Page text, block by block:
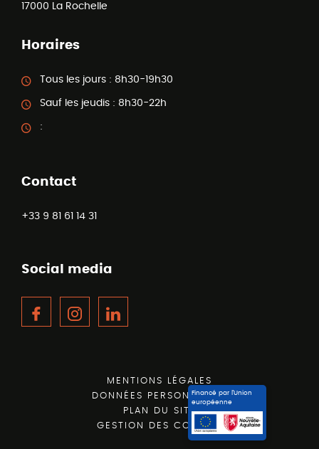
17000 La Rochelle
Horaires
Tous les jours : 8h30-19h30
Sauf les jeudis : 8h30-22h
Financé par l’Union
européenne
:
Contact
+33 9 81 61 14 31
Social media
FacebookInstagram
MENTIONS LÉGALES
DONNÉES PERSONNELLES
PLAN DU SITE
GESTION DES COOKIES